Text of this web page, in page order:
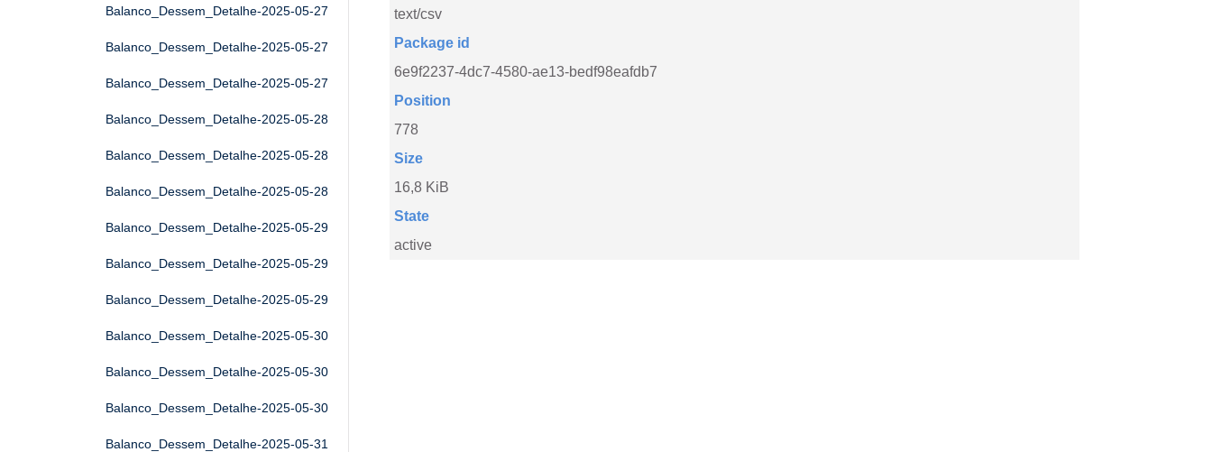
Balanco_Dessem_Detalhe-2025-05-27
Balanco_Dessem_Detalhe-2025-05-27
Balanco_Dessem_Detalhe-2025-05-27
Balanco_Dessem_Detalhe-2025-05-28
Balanco_Dessem_Detalhe-2025-05-28
Balanco_Dessem_Detalhe-2025-05-28
Balanco_Dessem_Detalhe-2025-05-29
Balanco_Dessem_Detalhe-2025-05-29
Balanco_Dessem_Detalhe-2025-05-29
Balanco_Dessem_Detalhe-2025-05-30
Balanco_Dessem_Detalhe-2025-05-30
Balanco_Dessem_Detalhe-2025-05-30
Balanco_Dessem_Detalhe-2025-05-31
text/csv
Package id
6e9f2237-4dc7-4580-ae13-bedf98eafdb7
Position
778
Size
16,8 KiB
State
active